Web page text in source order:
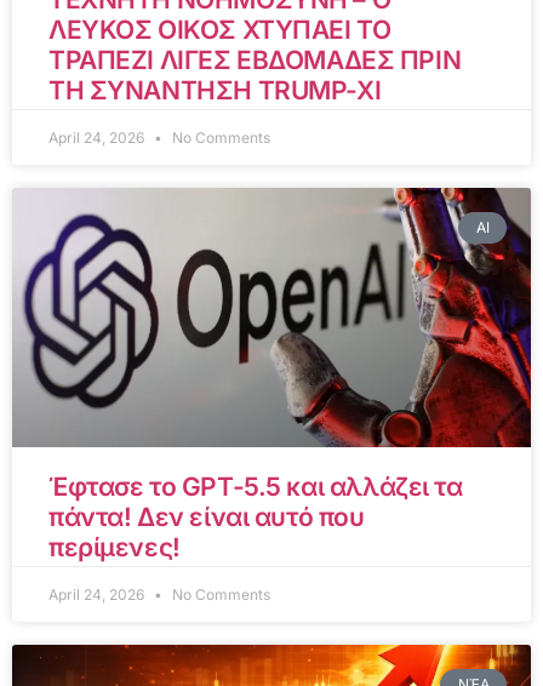
ΛΕΥΚΟΣ ΟΙΚΟΣ ΧΤΥΠΑΕΙ ΤΟ
ΤΡΑΠΕΖΙ ΛΙΓΕΣ ΕΒΔΟΜΑΔΕΣ ΠΡΙΝ
ΤΗ ΣΥΝΑΝΤΗΣΗ TRUMP-XI
April 24, 2026 No Comments
AI
Έφτασε το GPT-5.5 και αλλάζει τα
πάντα! Δεν είναι αυτό που
περίμενες!
April 24, 2026 No Comments